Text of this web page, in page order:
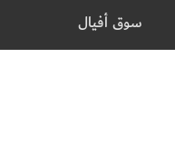
سوق أفيال